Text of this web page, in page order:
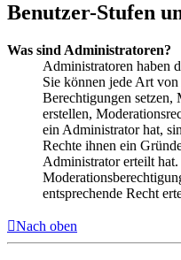
Benutzer-Stufen
Was sind Administratoren?
Administratoren haben
Sie können jede Art
Berechtigungen setzen,
erstellen,
ein Administrator hat,
Rechte ihnen ein
Administrator erteilt
entsprechende Recht
Nach oben